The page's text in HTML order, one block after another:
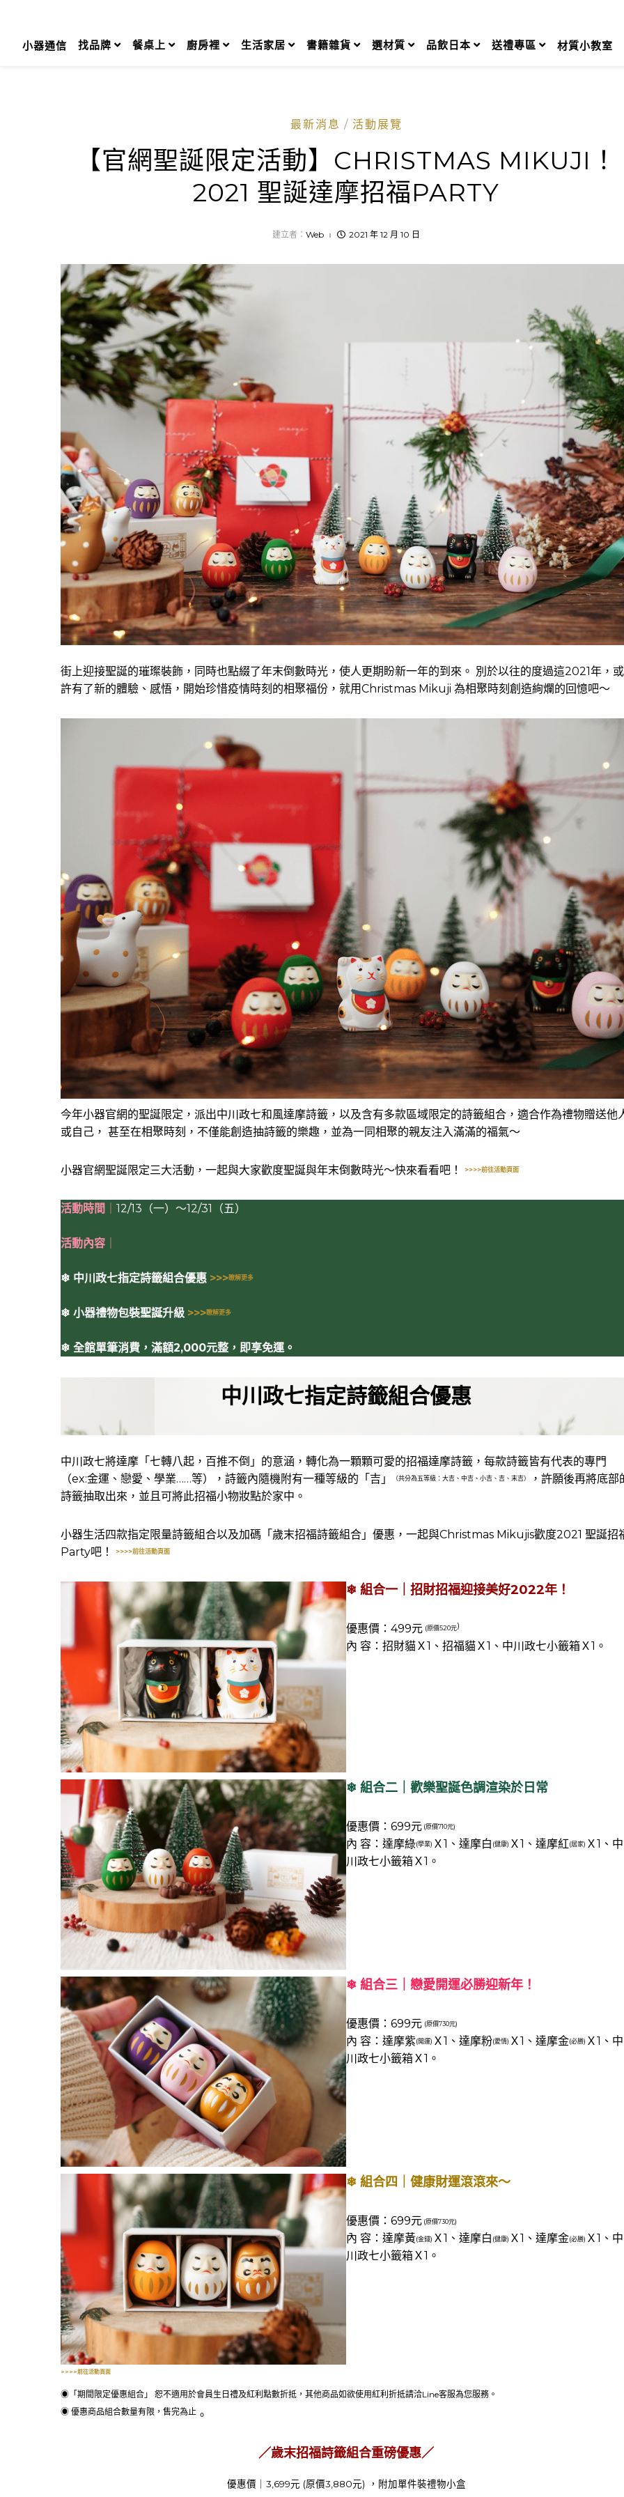
content小器通信 找品牌 餐桌上 廚房裡 生活家居 書籍雜貨 選材質 品飲日本 送禮專區 材質小教室
最新消息 活動展覽
【官網聖誕限定活動】CHRISTMAS MIKUJI！
2021 聖誕達摩招福PARTY
建立者： Web 2021 年 12 月 10 日
街上迎接聖誕的璀璨裝飾，同時也點綴了年末倒數時光，使人更期盼新一年的到來。 別於以往的度過這2021年，或
許有了新的體驗、感悟，開始珍惜疫情時刻的相聚福份，就用Christmas Mikuji 為相聚時刻創造絢爛的回憶吧～
今年小器官網的聖誕限定，派出中川政七和風達摩詩籤，以及含有多款區域限定的詩籤組合，適合作為禮物贈送他
或自己， 甚至在相聚時刻，不僅能創造抽詩籤的樂趣，並為一同相聚的親友注入滿滿的福氣～
小器官網聖誕限定三大活動，一起與大家歡度聖誕與年末倒數時光～快來看看吧！ >>>>前往活動頁面
活動時間 12/13（一）～12/31（五）
活動內容
❄ 中川政七指定詩籤組合優惠 >>>瞭解更多
❄ 小器禮物包裝聖誕升級 >>>瞭解更多
❄ 全館單筆消費，滿額2,000元整，即享免運。
中川政七指定詩籤組合優惠
中川政七將達摩「七轉八起，百推不倒」的意涵，轉化為一顆顆可愛的招福達摩詩籤，每款詩籤皆有代表的專門
（ex:金運、戀愛、學業……等），詩籤內隨機附有一種等級的「吉」
（共分為五等級：大吉、中吉、小吉、吉、末吉）
，許願後再將底部
詩籤抽取出來，並且可將此招福小物妝點於家中。
小器生活四款指定限量詩籤組合以及加碼「歲末招福詩籤組合」優惠，一起與Christmas Mikujis歡度2021 聖誕招
Party吧！
>>>>前往活動頁面
❄ 組合一｜招財招福迎接美好2022年！
優惠價：499元 (原價520元)
內 容：招財貓Ｘ1、招福貓Ｘ1、中川政七小籤箱Ｘ1。
❄ 組合二｜歡樂聖誕色調渲染於日常
優惠價：699元 (原價710元)
內 容：達摩綠(學業) Ｘ1、達摩白 (健康) Ｘ1、 達摩紅(居家) Ｘ1、中
川政七小籤箱Ｘ1。
❄ 組合三｜戀愛開運必勝迎新年！
優惠價：699元 (原價730元)
內 容：達摩紫(開運) Ｘ1、達摩粉(愛情) Ｘ1、達摩金(必勝) Ｘ1、中
川政七小籤箱Ｘ1。
>>>>前往活動頁面
❄ 組合四｜健康財運滾滾來～
優惠價：699元 (原價730元)
內 容：達摩黃(金錢) Ｘ1、達摩白 (健康) Ｘ1、達摩金(必勝) Ｘ1、中
川政七小籤箱Ｘ1。
◉「期間限定優惠組合」 恕不適用於會員生日禮及紅利點數折抵，其他商品如欲使用紅利折抵請洽Line客服為您服務。
◉ 優惠商品組合數量有限，售完為止 。
／歲末招福詩籤組合重磅優惠／
優惠價｜3,699元 (原價3,880元) ，附加單件裝禮物小盒